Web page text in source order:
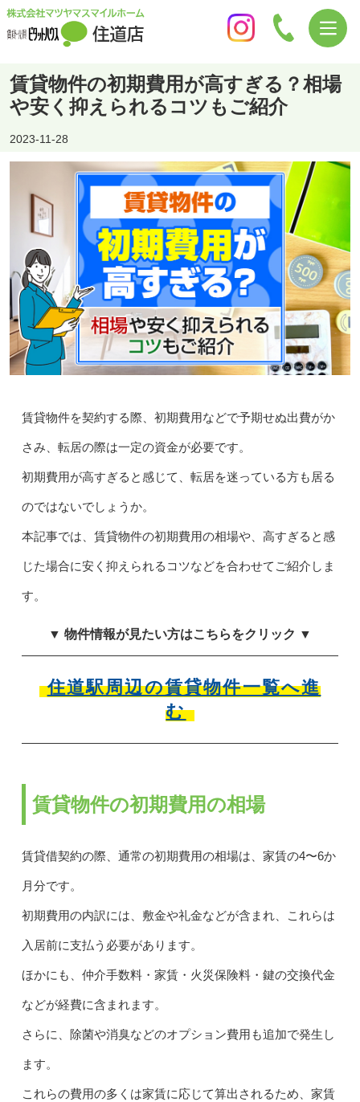
賃貸物件の初期費用が高すぎる？相場
や安く抑えられるコツもご紹介
2023-11-28
賃貸物件を契約する際、初期費用などで予期せぬ出費がか
さみ、転居の際は一定の資金が必要です。
初期費用が高すぎると感じて、転居を迷っている方も居る
のではないでしょうか。
本記事では、賃貸物件の初期費用の相場や、高すぎると感
じた場合に安く抑えられるコツなどを合わせてご紹介しま
す。
▼ 物件情報が見たい方はこちらをクリック ▼
住道駅周辺の賃貸物件一覧へ進
む
賃貸物件の初期費用の相場
賃貸借契約の際、通常の初期費用の相場は、家賃の4〜6か
月分です。
初期費用の内訳には、敷金や礼金などが含まれ、これらは
入居前に支払う必要があります。
ほかにも、仲介手数料・家賃・火災保険料・鍵の交換代金
などが経費に含まれます。
さらに、除菌や消臭などのオプション費用も追加で発生し
ます。
これらの費用の多くは家賃に応じて算出されるため、家賃